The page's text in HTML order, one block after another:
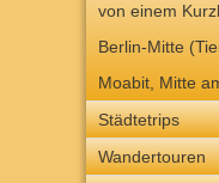
von einem
Berlin-Mitte
Moabit, Mitte
Städtetrips
Wandertouren